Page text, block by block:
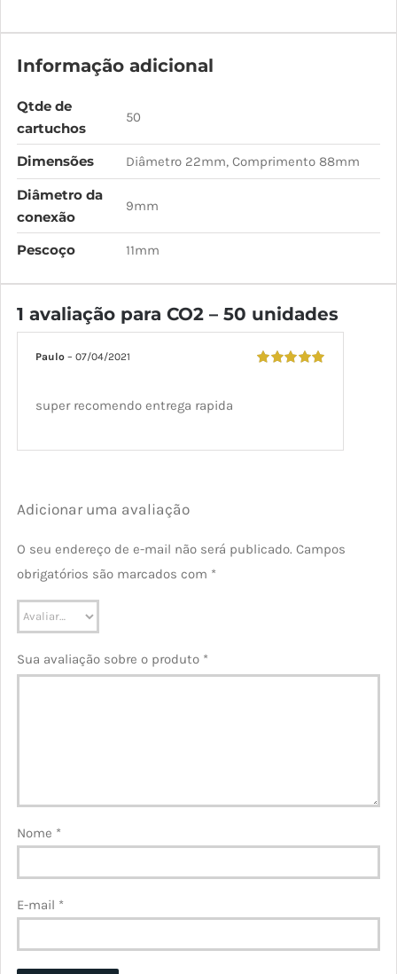
Informação adicional
Qtde de
cartuchos
50
Dimensões Diâmetro 22mm, Comprimento 88mm
Diâmetro da
conexão
9mm
Pescoço 11mm
1 avaliação para CO2 – 50 unidades
Paulo– 07/04/2021
super recomendo entrega rapida
Adicionar uma avaliação
O seu endereço de e-mail não será publicado. Campos
obrigatórios são marcados com *
Sua avaliação sobre o produto *
Nome *
E-mail *